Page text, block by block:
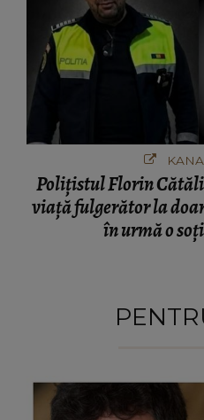
Polițistul Florin
viață fulgerător la
în urmă o